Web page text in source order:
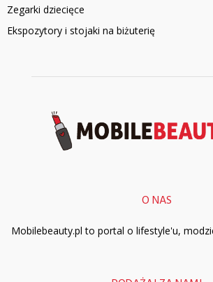
Zegarki dziecięce
Ekspozytory i stojaki na biżuterię
O NAS
Mobilebeauty.pl to portal o lifestyle'u,